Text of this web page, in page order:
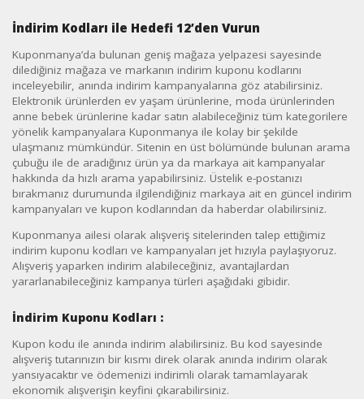
İndirim Kodları ile Hedefi 12’den Vurun
Kuponmanya’da bulunan geniş mağaza yelpazesi sayesinde
dilediğiniz mağaza ve markanın indirim kuponu kodlarını
inceleyebilir, anında indirim kampanyalarına göz atabilirsiniz.
Elektronik ürünlerden ev yaşam ürünlerine, moda ürünlerinden
anne bebek ürünlerine kadar satın alabileceğiniz tüm kategorilere
yönelik kampanyalara Kuponmanya ile kolay bir şekilde
ulaşmanız mümkündür. Sitenin en üst bölümünde bulunan arama
çubuğu ile de aradığınız ürün ya da markaya ait kampanyalar
hakkında da hızlı arama yapabilirsiniz. Üstelik e-postanızı
bırakmanız durumunda ilgilendiğiniz markaya ait en güncel indirim
kampanyaları ve kupon kodlarından da haberdar olabilirsiniz.
Kuponmanya ailesi olarak alışveriş sitelerinden talep ettiğimiz
indirim kuponu kodları ve kampanyaları jet hızıyla paylaşıyoruz.
Alışveriş yaparken indirim alabileceğiniz, avantajlardan
yararlanabileceğiniz kampanya türleri aşağıdaki gibidir.
İndirim Kuponu Kodları :
Kupon kodu ile anında indirim alabilirsiniz. Bu kod sayesinde
alışveriş tutarınızın bir kısmı direk olarak anında indirim olarak
yansıyacaktır ve ödemenizi indirimli olarak tamamlayarak
ekonomik alışverişin keyfini çıkarabilirsiniz.